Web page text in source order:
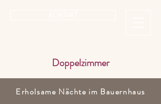
Doppelzimmer
Erholsame Nächte im Bauernhaus